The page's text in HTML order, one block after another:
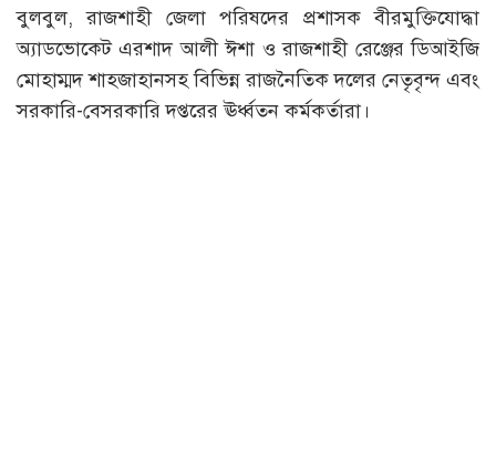
বুলবুল, রাজশাহী জেলা পরিষদের প্রশাসক বীরমুক্তিযোদ্ধা
অ্যাডভোকেট এরশাদ আলী ঈশা ও রাজশাহী রেঞ্জের ডিআইজি
মোহাম্মদ শাহজাহানসহ বিভিন্ন রাজনৈতিক দলের নেতৃবৃন্দ এবং
সরকারি-বেসরকারি দপ্তরের ঊর্ধ্বতন কর্মকর্তারা।